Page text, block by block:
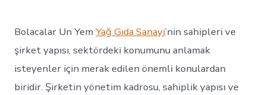
Bolacalar Un YemYağ Gıda Sanayi’nin sahipleri ve
şirket yapısı, sektördeki konumunu anlamak
isteyenler için merak edilen önemli konulardan
biridir. Şirketin yönetim kadrosu, sahiplik yapısı ve